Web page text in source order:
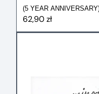
(5 YEAR
62,90 zł